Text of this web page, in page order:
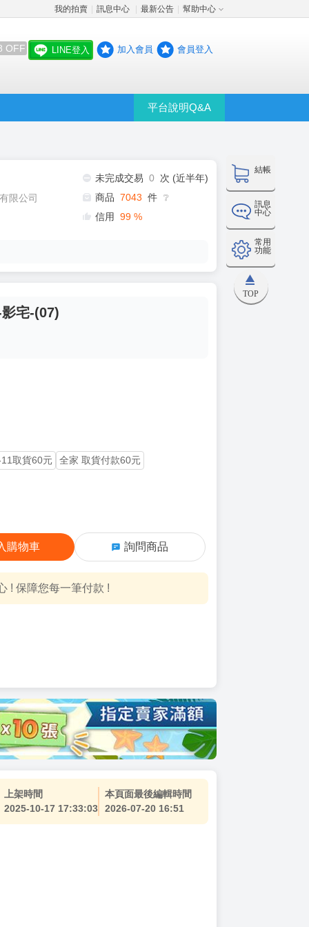
我的拍賣 訊息中心 最新公告 幫助中心
OFF LINE登入 加入會員 會員登入
平台說明Q&A
結帳
訊息
中心
常用
功能
TOP
限公司
未完成交易 0
次 (近半年)
商品 7043 件 ❔
信用 99 %
宅-(07)
取貨60元
全家 取貨付款60元
購物車 詢問商品
! 保障您每一筆付款 !